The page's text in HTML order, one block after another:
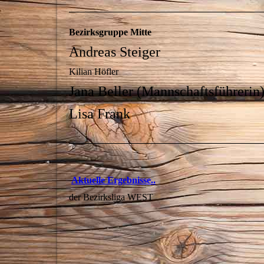
Bezirksgruppe Mitte
Andreas Steiger
Kilian Höfler
Jana Beller (Mannschaftsführerin)
Lisa Frank
Aktuelle Ergebnisse..
der Bezirksliga WEST